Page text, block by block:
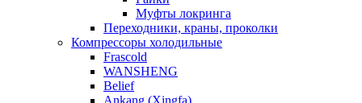
Муфты локринга
Переходники, краны, проколки
Компрессоры холодильные
Frascold
WANSHENG
Belief
Ankang (Xingfa)